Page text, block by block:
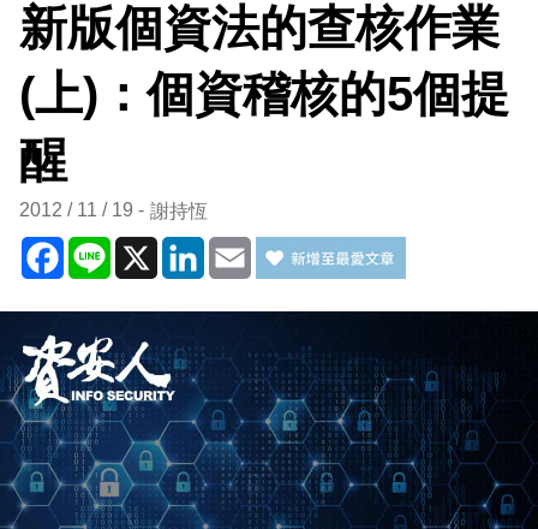
新版個資法的查核作業
(上)：個資稽核的5個提
醒
2012 / 11 / 19 謝持恆
Facebook
Line X LinkedIn
Email